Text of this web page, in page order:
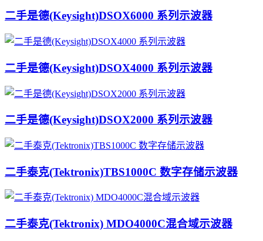
二手是德(Keysight)DSOX6000 系列示波器
二手是德(Keysight)DSOX4000 系列示波器
二手是德(Keysight)DSOX2000 系列示波器
二手泰克(Tektronix)TBS1000C 数字存储示波器
二手泰克(Tektronix) MDO4000C混合域示波器